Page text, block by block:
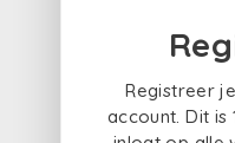
Registreer
account. Dit is